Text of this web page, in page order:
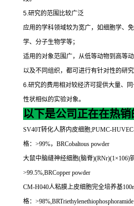
5.研究的范围比较广泛
应用的学科领域较为宽广，如细胞学、
学、分子生物学等；
适用的对象范围广，从低等动物到高等
以及不同组织，都可进行有针对性的研究
6.研究的费用相对较经济可提供大量、
性状相似的实验对象。
以下是公司正在在热销
SV40T转化人脐内皮细胞;PUMC-
格： >99%， BRCobaltous powder
大鼠中脑缝神经细胞(脑脊)(RNr)(1×106)
>99.5%,BRCopper powder
CM-H040人粘膜上皮细胞完全培养基
格： >98%,BRTriethylenethiophosphoramide